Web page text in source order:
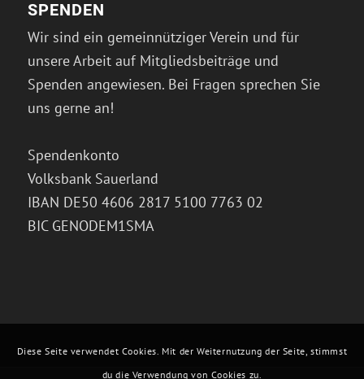
SPENDEN
Wir sind ein gemeinnütziger Verein und für
unsere Arbeit auf Mitgliedsbeiträge und
Spenden angewiesen. Bei Fragen sprechen Sie
uns gerne an!
Spendenkonto
Volksbank Sauerland
IBAN DE50 4606 2817 5100 7763 02
BIC GENODEM1SMA
Diese Seite verwendet Cookies. Mit der Weiternutzung der Seite, stimmst
du die Verwendung von Cookies zu.